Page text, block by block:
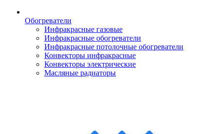
Обогреватели
Инфракрасные газовые
Инфракрасные обогреватели
Инфракрасные потолочные обогреватели
Конвекторы инфракрасные
Конвекторы электрические
Масляные радиаторы